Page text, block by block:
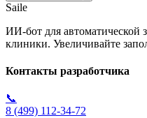
Saile
ИИ-бот для автоматической
клиники. Увеличивайте
Контакты разработчика
📞
8 (499) 112-34-72